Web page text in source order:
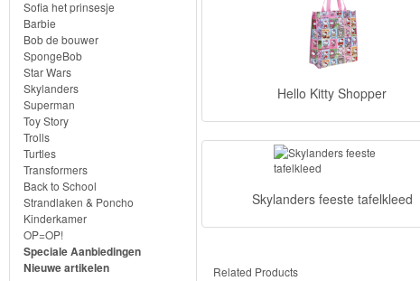
Eenhoorn
Mickey
&
Minnie
Puzzels
Avengers
Forever
Friends
Hello Kitty Shopper
Skylanders feeste tafelkleed
Related Products
Sofia het prinsesje
Barbie
Bob de bouwer
SpongeBob
Star Wars
Skylanders
Superman
Toy Story
Trolls
Turtles
Transformers
Back to School
Strandlaken & Poncho
Kinderkamer
OP=OP!
Speciale Aanbiedingen
Nieuwe artikelen